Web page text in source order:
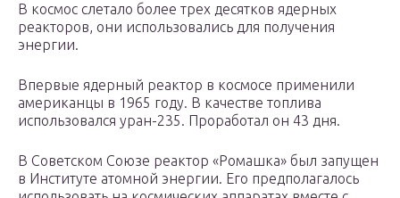
В космос слетало более трех десятков ядерных
реакторов, они использовались для получения
энергии.
Впервые ядерный реактор в космосе применили
американцы в 1965 году. В качестве топлива
использовался уран-235. Проработал он 43 дня.
В Советском Союзе реактор «Ромашка» был запущен
в Институте атомной энергии. Его предполагалось